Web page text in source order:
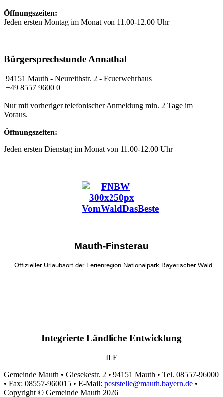
Öffnungszeiten:
Jeden ersten Montag im Monat von 11.00-12.00 Uhr
Bürgersprechstunde Annathal
94151 Mauth - Neureithstr. 2 - Feuerwehrhaus
+49 8557 9600 0
Nur mit vorheriger telefonischer Anmeldung min. 2 Tage im
Voraus.
Öffnungszeiten:
Jeden ersten Dienstag im Monat von 11.00-12.00 Uhr
Mauth-Finsterau
Offizieller Urlaubsort der Ferienregion Nationalpark Bayerischer Wald
Integrierte Ländliche Entwicklung
ILE
Gemeinde Mauth • Giesekestr. 2 • 94151 Mauth • Tel. 08557-96000
• Fax: 08557-960015 • E-Mail: poststelle@mauth.bayern.de •
Copyright © Gemeinde Mauth 2026